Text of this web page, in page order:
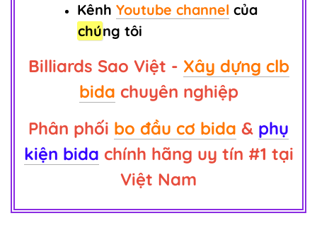
Kênh Youtube channel của
chúng tôi
Billiards Sao Việt - Xây dựng clb
bida chuyên nghiệp
Phân phối bo đầu cơ bida & phụ
kiện bida chính hãng uy tín #1 tại
Việt Nam